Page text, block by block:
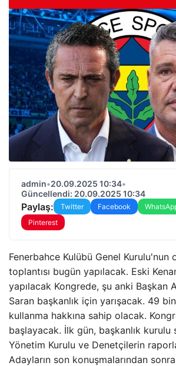
admin•20.09.2025 10:34•
Güncellendi: 20.09.2025 10:34
Paylaş: Twitter Facebook
Pinterest
Fenerbahce Kulübü Genel Kurulu'nun
toplantısı bugün yapılacak. Eski
yapılacak Kongrede, şu anki Başkan
Saran başkanlık için yarışacak. 49
kullanma hakkına sahip olacak.
başlayacak. İlk gün, başkanlık kurulu
Yönetim Kurulu ve Denetçilerin
Adayların son konuşmalarından